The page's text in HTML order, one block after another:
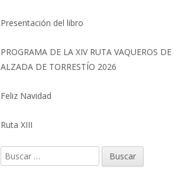
Presentación del libro
PROGRAMA DE LA XIV RUTA VAQUEROS DE
ALZADA DE TORRESTÍO 2026
Feliz Navidad
Ruta XIII
Buscar: